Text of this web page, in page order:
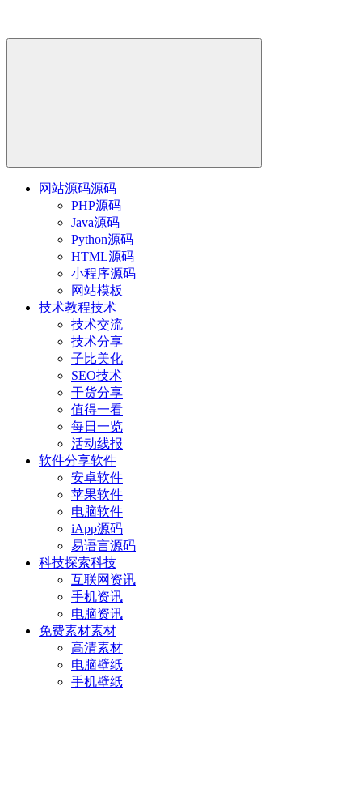
网站源码源码
PHP源码
Java源码
Python源码
HTML源码
小程序源码
网站模板
技术教程技术
技术交流
技术分享
子比美化
SEO技术
干货分享
值得一看
每日一览
活动线报
软件分享软件
安卓软件
苹果软件
电脑软件
iApp源码
易语言源码
科技探索科技
互联网资讯
手机资讯
电脑资讯
免费素材素材
高清素材
电脑壁纸
手机壁纸